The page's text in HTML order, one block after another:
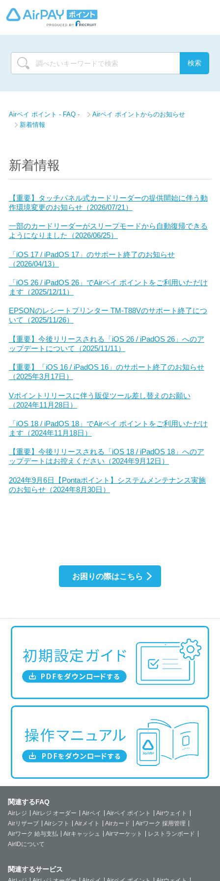
Airペイ ポイント - FAQ -
Airペイ ポイントからのお知らせ
新着情報
新着情報
【重要】タッチパネル式カードリーダーの提供開始に伴う動
作環境変更のお知らせ（2026/07/21）
一部のカードリーダーがスリープモードから自動復帰できる
ようになりました（2026/06/25）
「iOS 17 / iPadOS 17」のサポート終了のお知らせ
（2026/04/13）
「iOS 26 / iPadOS 26」でAirペイ ポイントをご利用いただけ
ます（2025/12/11）
EPSONのレシートプリンター TM-T88Vのサポート終了につ
いて（2025/11/26）
【重要】今後リリースされる「iOS 26 / iPadOS 26」へのア
ップデートについて（2025/11/11）
【重要】「iOS 16 / iPadOS 16」のサポート終了のお知らせ
（2025年3月17日）
Vポイントリリースに伴う販促ツール差し替えのお願い
（2024年11月28日）
「iOS 18 / iPadOS 18」でAirペイ ポイントをご利用いただけ
ます（2024年11月18日）
【重要】今後リリースされる「iOS 18 / iPadOS 18」へのア
ップデートはお控えください（2024年9月12日）
2024年9月6日【Pontaポイント】システムメンテナンス実施
のお知らせ（2024年8月30日）
お困りの際はこちら
関連するFAQ
Airレジ Airレジ オーダー Airペイ Airペイ ポイント
Airウェイト
Airリザーブ
Airシフト Airメイト Airカード
Airワーク 採用管理
Airワーク 給与支払
Airキャッシュ Airマーケット
レストランボード
AirIDについて
関連するサービス